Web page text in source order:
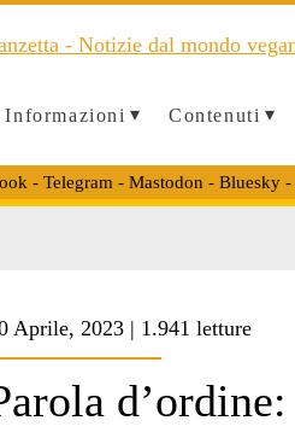
Informazioni Contenuti
- Telegram - Mastodon - Bluesky-
Aprile, 2023 | 1.941 letture